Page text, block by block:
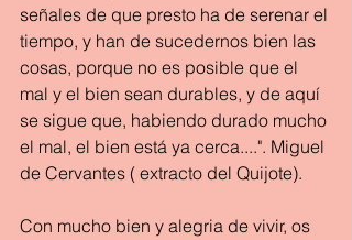
señales de que presto ha de serenar el
tiempo, y han de sucedernos bien las
cosas, porque no es posible que el
mal y el bien sean durables, y de aquí
se sigue que, habiendo durado mucho
el mal, el bien está ya cerca....". Miguel
de Cervantes ( extracto del Quijote).
Con mucho bien y alegria de vivir, os